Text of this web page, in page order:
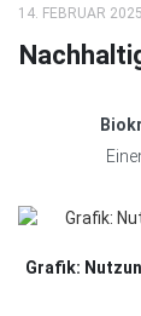
14. FEBRUAR 2025
Grafik: